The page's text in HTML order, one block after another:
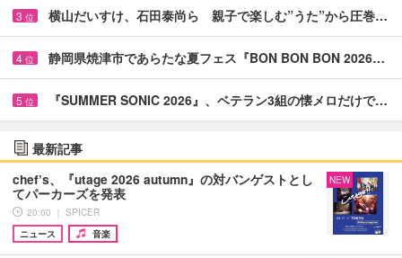
3 位 横山だいすけ、石田泰尚ら 親子で楽しむ”うた”から圧巻…
4 位 静岡県焼津市であらたな夏フェス『BON BON BON 2026…
5 位 『SUMMER SONIC 2026』、ベテラン3組の懐メロだけで…
最新記事
chef’s、『utage 2026 autumn』の対バンゲストとし
てパーカーズを発表
20:00 ｜ SPICER
ニュース
音楽
NEW